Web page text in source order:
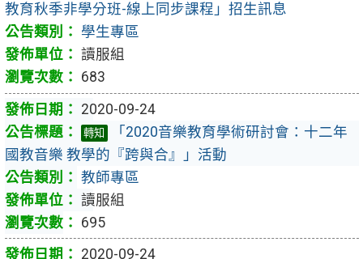
教育秋季非學分班-線上同步課程」招生訊息
學生專區
讀服組
683
2020-09-24
轉知
「2020音樂教育學術研討會：十二年
國教音樂 教學的『跨與合』」活動
教師專區
讀服組
695
2020-09-24